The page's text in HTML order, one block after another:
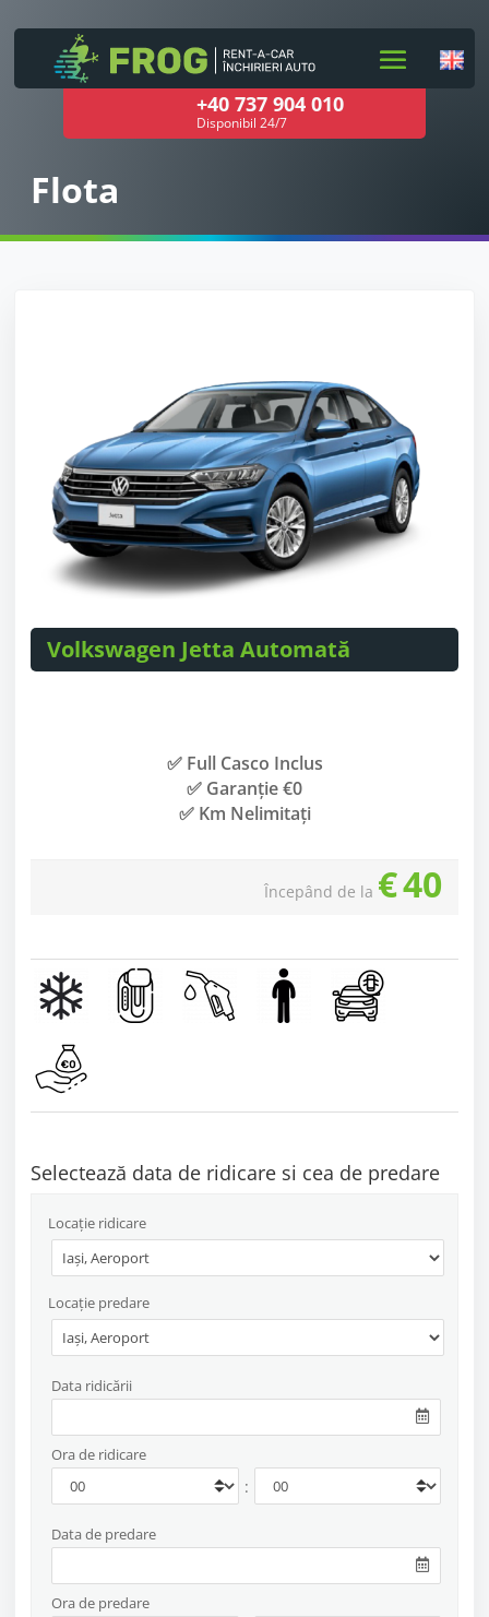
+40 737 904 010
Disponibil 24/7
Flota
Volkswagen Jetta Automată
✅ Full Casco Inclus
✅ Garanție €0
✅ Km Nelimitați
Începând de la €40
Selectează data de ridicare si cea de predare
Locație ridicare
Locație predare
Data ridicării
Ora de ridicare
:
Data de predare
Ora de predare